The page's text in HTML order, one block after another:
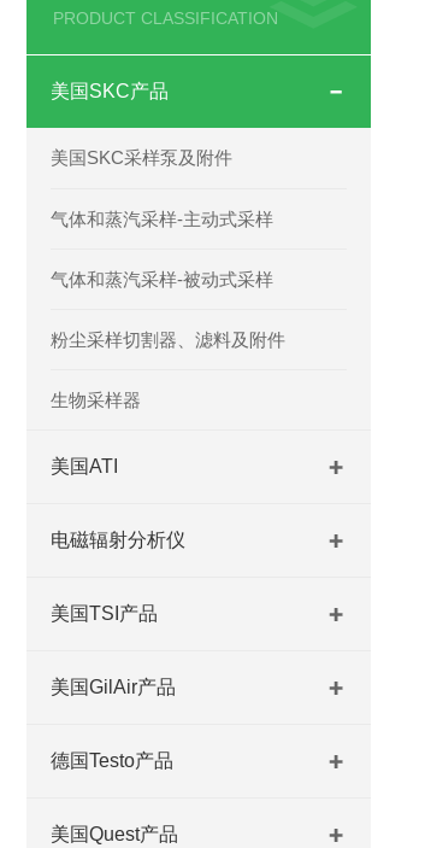
PRODUCT CLASSIFICATION
美国SKC产品
美国SKC采样泵及附件
气体和蒸汽采样-主动式采样
气体和蒸汽采样-被动式采样
粉尘采样切割器、滤料及附件
生物采样器
美国ATI
电磁辐射分析仪
美国TSI产品
美国GilAir产品
德国Testo产品
美国Quest产品